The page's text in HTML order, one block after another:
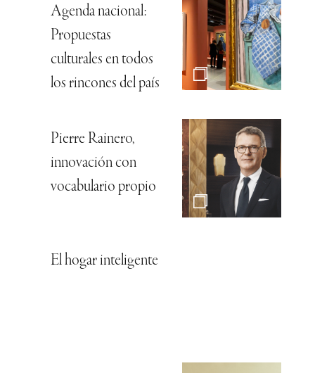
Agenda nacional:
Propuestas
culturales en todos
los rincones del país
Pierre Rainero,
innovación con
vocabulario propio
El hogar inteligente